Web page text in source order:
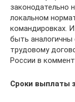
законодательно
локальном
командировках.
быть
трудовому
России в
Сроки выплаты